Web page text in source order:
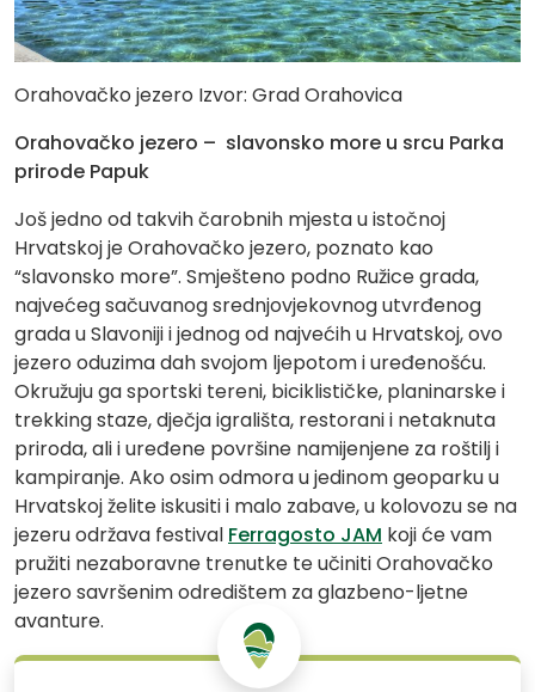
Orahovačko jezero Izvor: Grad Orahovica
Orahovačko jezero – slavonsko more u srcu Parka
prirode Papuk
Još jedno od takvih čarobnih mjesta u istočnoj
Hrvatskoj je Orahovačko jezero, poznato kao
“slavonsko more”. Smješteno podno Ružice grada,
najvećeg sačuvanog srednjovjekovnog utvrđenog
grada u Slavoniji i jednog od najvećih u Hrvatskoj, ovo
jezero oduzima dah svojom ljepotom i uređenošću.
Okružuju ga sportski tereni, biciklističke, planinarske i
trekking staze, dječja igrališta, restorani i netaknuta
priroda, ali i uređene površine namijenjene za roštilj i
kampiranje. Ako osim odmora u jedinom geoparku u
Hrvatskoj želite iskusiti i malo zabave, u kolovozu se na
jezeru održava festival Ferragosto JAM koji će vam
pružiti nezaboravne trenutke te učiniti Orahovačko
jezero savršenim odredištem za glazbeno-ljetne
avanture.